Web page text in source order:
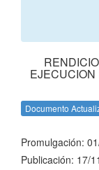
Documento
Promulgación:
Publicación: 17/